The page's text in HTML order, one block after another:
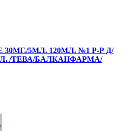
5МЛ. 120МЛ. №1 Р-Р Д/
/ТЕВА/БАЛКАНФАРМА/